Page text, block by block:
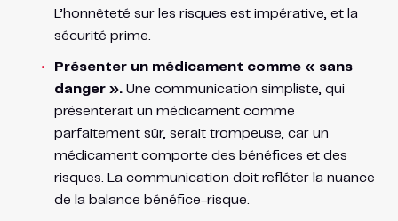
L’honnêteté sur les risques est impérative, et la
sécurité prime.
Présenter un médicament comme « sans
danger ».Une communication simpliste, qui
présenterait un médicament comme
parfaitement sûr, serait trompeuse, car un
médicament comporte des bénéfices et des
risques. La communication doit refléter la nuance
de la balance bénéfice-risque.